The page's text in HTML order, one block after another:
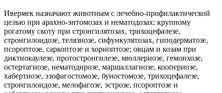
Ивермек назначают животным с лечебно-профилактической
целью при арахно-энтомозах и нематодозах: крупному
рогатому скоту при стронгилятозах, трихоцефалезе,
стронгилоидозе, телязиозе, сифункулятозах, гиподерматозе,
псороптозе, саркоптозе и хориоптозе; овцам и козам при
диктиокаулезе, протостронгилезе, мюллериозе, гемонхозе,
остертагиозе, нематодирозе, маршаллагиозе, коопериозе,
хабертиозе, эзофагостомозе, буностомозе, трихоцефалезе,
стронгилоидозе, мелофагозе, эстрозе, псороптозе и